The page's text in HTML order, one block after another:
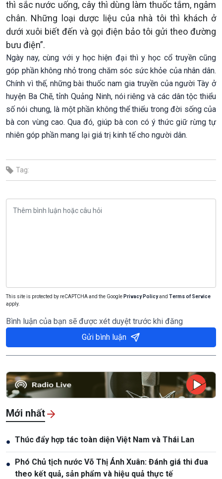
thì sắc nước uống, cây thì dùng làm thuốc tắm, ngâm
chân. Những loại dược liệu của nhà tôi thì khách ở
dưới xuôi biết đến và gọi điện bảo tôi gửi theo đường
bưu điện”.
Ngày nay, cùng với y học hiện đại thì y học cổ truyền cũng
góp phần không nhỏ trong chăm sóc sức khỏe của nhân dân.
Chính vì thế, những bài thuốc nam gia truyền của người Tày ở
huyện Ba Chẽ, tỉnh Quảng Ninh, nói riêng và các dân tộc thiểu
số nói chung, là một phần không thể thiếu trong đời sống của
bà con vùng cao. Qua đó, giúp bà con có ý thức giữ rừng tự
nhiên góp phần mang lại giá trị kinh tế cho người dân.
Tag:
This site is protected by reCAPTCHA and the Google Privacy Policyand Terms of Service
apply.
Bình luận của bạn sẽ được xét duyệt trước khi đăng
Gửi bình luận
Mới nhất
● Thúc đẩy hợp tác toàn diện Việt Nam và Thái Lan
● Phó Chủ tịch nước Võ Thị Ánh Xuân: Đánh giá thi đua
theo kết quả, sản phẩm và hiệu quả thực tế